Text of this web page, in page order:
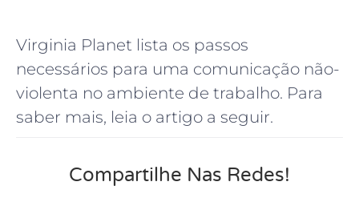
Virginia Planet lista os passos
necessários para uma comunicação não-
violenta no ambiente de trabalho. Para
saber mais, leia o artigo a seguir.
Compartilhe Nas Redes!